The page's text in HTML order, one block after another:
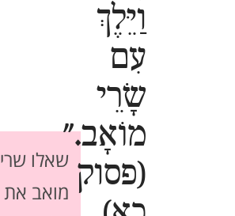
וַיֵּלֶךְ
עִם
שָׂרֵי
מוֹאָב."
(פסוק שאלו שרי
מואב את